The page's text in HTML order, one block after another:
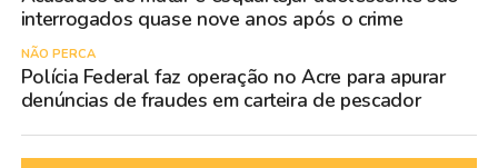
interrogados quase nove anos após o crime
NÃO PERCA
Polícia Federal faz operação no Acre para apurar
denúncias de fraudes em carteira de pescador